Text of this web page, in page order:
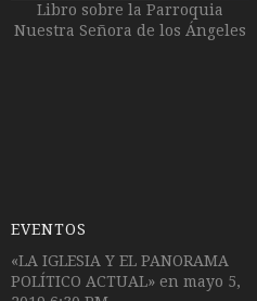
Libro sobre la Parroquia
Nuestra Señora de los Ángeles
EVENTOS
«LA IGLESIA Y EL PANORAMA
POLÍTICO ACTUAL» en mayo 5,